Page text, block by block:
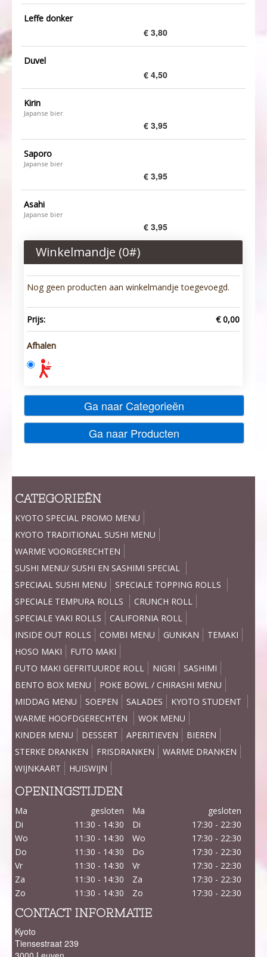
Leffe donker
€ 3,80
Duvel
€ 4,50
Kirin
Japanse bier
€ 3,95
Saporo
Japanse bier
€ 3,95
Asahi
Japanse bier
€ 3,95
Winkelmandje (0#)
Nog geen producten aan winkelmandje toegevoegd.
Prijs: € 0,00
Afhalen
Ga naar Categorieën
Ga naar Producten
CATEGORIEËN
KYOTO SPECIAL PROMO MENU
KYOTO TRADITIONAL SUSHI MENU
WARME VOORGERECHTEN
SUSHI MENU/ SUSHI EN SASHIMI SPECIAL
SPECIAAL SUSHI MENU
SPECIALE TOPPING ROLLS
SPECIALE TEMPURA ROLLS
CRUNCH ROLL
SPECIALE YAKI ROLLS
CALIFORNIA ROLL
INSIDE OUT ROLLS
COMBI MENU GUNKAN
TEMAKI
HOSO MAKI
FUTO MAKI
FUTO MAKI GEFRITUURDE ROLL
NIGRI
SASHIMI
BENTO BOX MENU
POKE BOWL / CHIRASHI MENU
MIDDAG MENU
SOEPEN SALADES
KYOTO STUDENT
WARME HOOFDGERECHTEN
WOK MENU
KINDER MENU
DESSERT APERITIEVEN
BIEREN
STERKE DRANKEN
FRISDRANKEN
WARME DRANKEN
WIJNKAART
HUISWIJN
OPENINGSTIJDEN
Ma gesloten Ma
gesloten
Di
11:30 - 14:30 Di
17:30 - 22:30
Wo
11:30 - 14:30 Wo
17:30 - 22:30
Do
11:30 - 14:30 Do
17:30 - 22:30
Vr
11:30 - 14:30 Vr
17:30 - 22:30
Za
11:30 - 14:30 Za
17:30 - 22:30
Zo
11:30 - 14:30 Zo 17:30 - 22:30
CONTACT INFORMATIE
Kyoto
Tiensestraat 239